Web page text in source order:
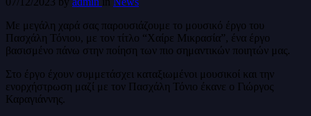
Με μεγάλη χαρά σας παρουσιάζουμε το μουσικό έργο του
Πασχάλη Τόνιου, με τον τίτλο “Χαίρε Μικρασία”, ένα έργο
βασισμένο πάνω στην ποίηση των πιο σημαντικών ποιητών μας.
Στο έργο έχουν συμμετάσχει καταξιωμένοι μουσικοί και την
ενορχήστρωση μαζί με τον Πασχάλη Τόνιο έκανε ο Γιώργος
Καραγιάννης.